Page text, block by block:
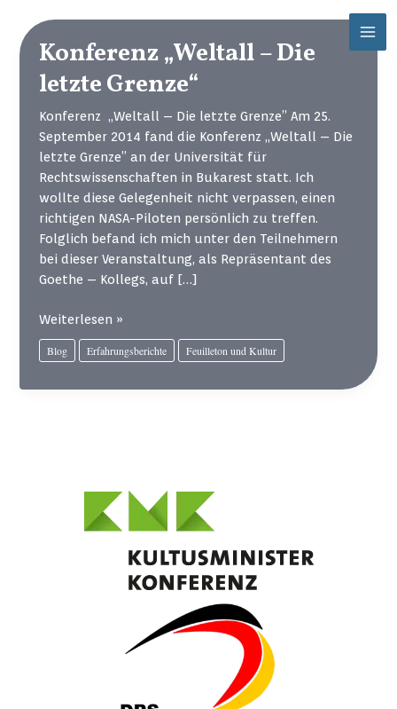
Inhalt
springenKonferenz „Weltall – Die
letzte Grenze“
Konferenz „Weltall – Die letzte Grenze” Am 25.
September 2014 fand die Konferenz „Weltall – Die
letzte Grenze” an der Universität für
Rechtswissenschaften in Bukarest statt. Ich
wollte diese Gelegenheit nicht verpassen, einen
richtigen NASA-Piloten persönlich zu treffen.
Folglich befand ich mich unter den Teilnehmern
bei dieser Veranstaltung, als Repräsentant des
Goethe – Kollegs, auf […]
Konferenz
„Weltall
–
Weiterlesen »
Blog Erfahrungsberichte Feuilleton und Kultur